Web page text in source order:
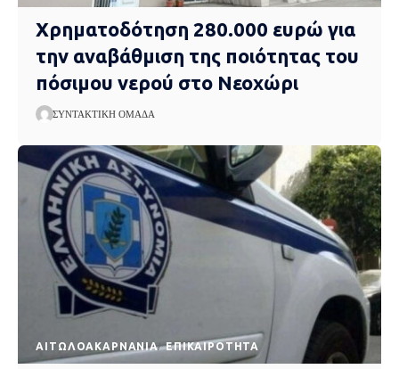
Χρηματοδότηση 280.000 ευρώ για
την αναβάθμιση της ποιότητας του
πόσιμου νερού στο Νεοχώρι
ΣΥΝΤΑΚΤΙΚΉ ΟΜΆΔΑ
AΙΤΩΛΟΑΚΑΡΝΑΝΊΑ EΠΙΚΑΙΡΌΤΗΤΑ